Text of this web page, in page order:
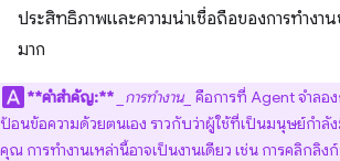
ประสิทธิภาพและความน่าเชื่อถือของการทำงา
มาก
**คำสำคัญ:** _การทำงาน_ คือการที่ Agent จำลอง
ป้อนข้อความด้วยตนเอง ราวกับว่าผู้ใช้ที่เป็นมนุษย์กำลั
คุณ การทำงานเหล่านี้อาจเป็นงานเดียว เช่น การคลิกลิ